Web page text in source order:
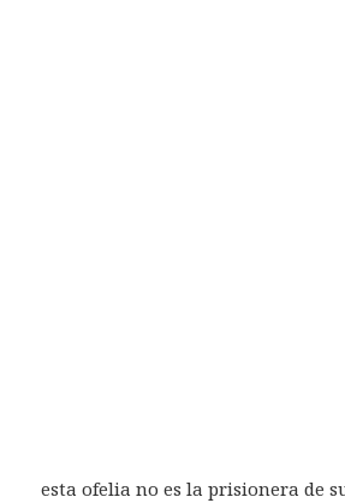
esta ofelia no es la prisionera de